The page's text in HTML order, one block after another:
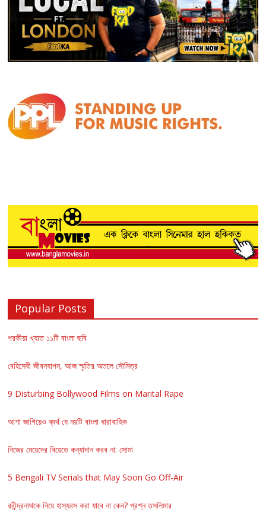
Popular Posts
পরকীয়া খ্যাত ১১টি বাংলা ছবি
বেহিসেবী জীবনযাপন, আজ স্মৃতির অতলে সৌমিত্র
9 Disturbing Bollywood Films on Marital Rape
আশা জাগিয়েও ব্যর্থ যে নয়টি বাংলা ধারাবাহিক
নিজের মেয়েদের বিয়েতে কন্যাদান করব না: সোমা
5 Bengali TV Serials that May Soon Go Off-Air
রবীন্দ্রনাথকে নিয়ে হাস্যরস করা যাবে না কেন? প্রশ্ন তসলিমার